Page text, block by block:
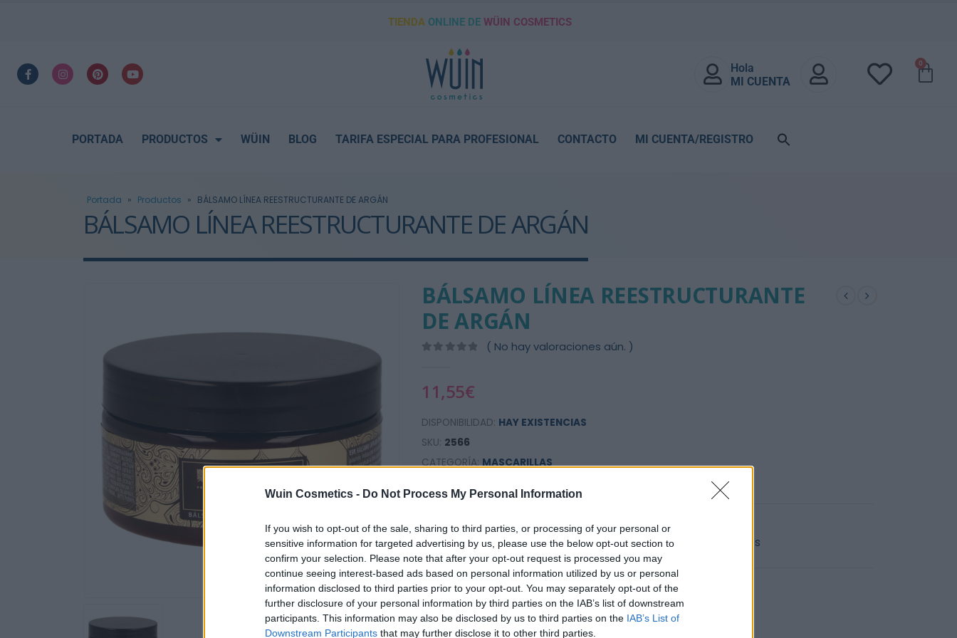
Wuin Cosmetics - Do Not Process My Personal Information
If you wish to opt-out of the sale, sharing to third parties, or processing of your personal or
sensitive information for targeted advertising by us, please use the below opt-out section to
confirm your selection. Please note that after your opt-out request is processed you may
continue seeing interest-based ads based on personal information utilized by us or personal
information disclosed to third parties prior to your opt-out. You may separately opt-out of the
further disclosure of your personal information by third parties on the IAB’s list of downstream
participants. This information may also be disclosed by us to third parties on the IAB’s List of
Downstream Participants that may further disclose it to other third parties.
TIENDA ONLINE DE WÜIN COSMETICS
Hola
MI CUENTA
0
PORTADA PRODUCTOS WÜIN BLOG TARIFA ESPECIAL PARA PROFESIONAL CONTACTO MI CUENTA/REGISTRO
Portada » Productos » BÁLSAMO LÍNEA REESTRUCTURANTE DE ARGÁN
BÁLSAMO LÍNEA REESTRUCTURANTE DE ARGÁN
BÁLSAMO LÍNEA REESTRUCTURANTE
DE ARGÁN
( No hay valoraciones aún. )
11,55€
DISPONIBILIDAD: HAY EXISTENCIAS
SKU: 2566
CATEGORÍA:MASCARILLAS
AÑADIR AL CARRITO Añadir a la lista de deseos